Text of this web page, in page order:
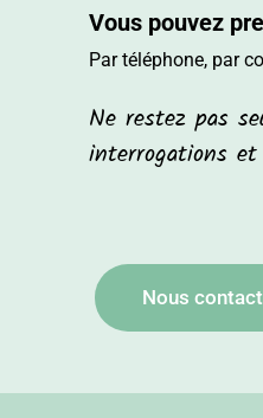
Vous pouvez
Par téléphone, par
Ne restez pas
interrogations
Nous